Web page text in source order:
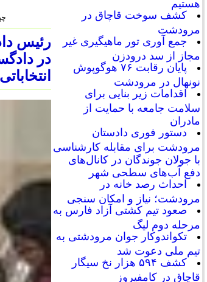
هستیم
کشف سوخت قاچاق در
مرودشت
جمع آوری تور ماهیگیری غیر
مجاز از سد درودزن
پایان رقابت‌ ۷۶ هوگوپوش
نونهال در مرودشت
اقدامات زیر بنایی برای
سلامت جامعه با حمایت از
مادران
دستور فوری دادستان
مرودشت برای مقابله کارشناسی
با جولان جوندگان در کانال‌های
دفع آب‌های سطحی شهر
احداث رصد خانه در
مرودشت؛ نیاز و امکان سنجی
صعود تیم کشتی آزاد فارس به
مرحله دوم لیگ
تکواندوکار جوان مرودشتی به
تیم ملی دعوت شد
کشف ۵۹۴ هزار نخ سیگار
قاچاق در کامفیروز
رئیس
در